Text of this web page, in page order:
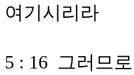
여기시리라
5 : 16 그러므